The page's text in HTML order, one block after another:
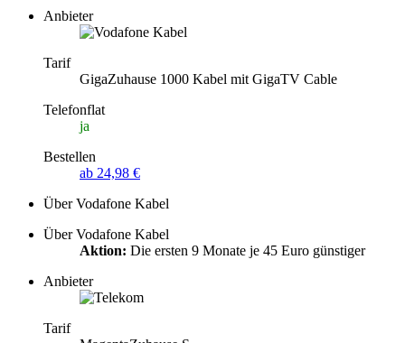
Anbieter
Tarif
GigaZuhause 1000 Kabel mit GigaTV Cable
Telefonflat
ja
Bestellen
ab 24,98 €
Über Vodafone Kabel
Über Vodafone Kabel
Aktion: Die ersten 9 Monate je 45 Euro günstiger
Anbieter
Tarif